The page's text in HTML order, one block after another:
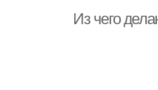
Из чего